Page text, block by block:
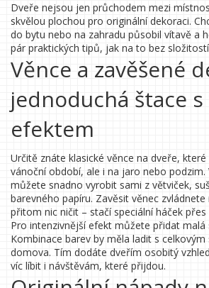
Dveře nejsou jen průchodem mezi
skvělou plochou pro originální dekoraci.
do bytu nebo na zahradu působil vítavě a
pár praktických tipů, jak na to bez
Věnce a zavěšené
jednoduchá štace
efektem
Určitě znáte klasické věnce na dveře,
vánoční období, ale i na jaro nebo podzim.
můžete snadno vyrobit sami z větviček,
barevného papíru. Zavěsit věnec
přitom nic ničit – stačí speciální háček přes
Pro intenzivnější efekt můžete přidat malá
Kombinace barev by měla ladit s
domova. Tím dodáte dveřím osobitý
víc líbit i návštěvám, které přijdou.